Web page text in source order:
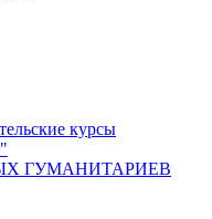
курсы
ГУМАНИТАРИЕВ